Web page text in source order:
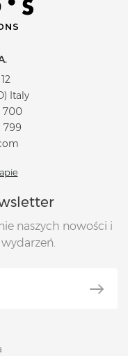
Italy
700
799
naszych nowości i